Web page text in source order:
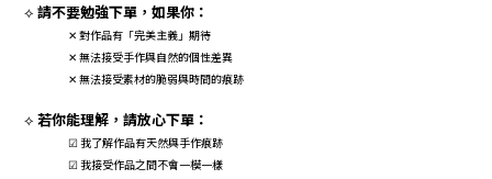
⟡ 請不要勉強下單，如果你：
✕ 對作品有「完美主義」期待
✕ 無法接受手作與自然的個性差異
✕ 無法接受素材的脆弱與時間的痕跡
⟡ 若你能理解，請放心下單：
☑ 我了解作品有天然與手作痕跡
☑ 我接受作品之間不會一模一樣